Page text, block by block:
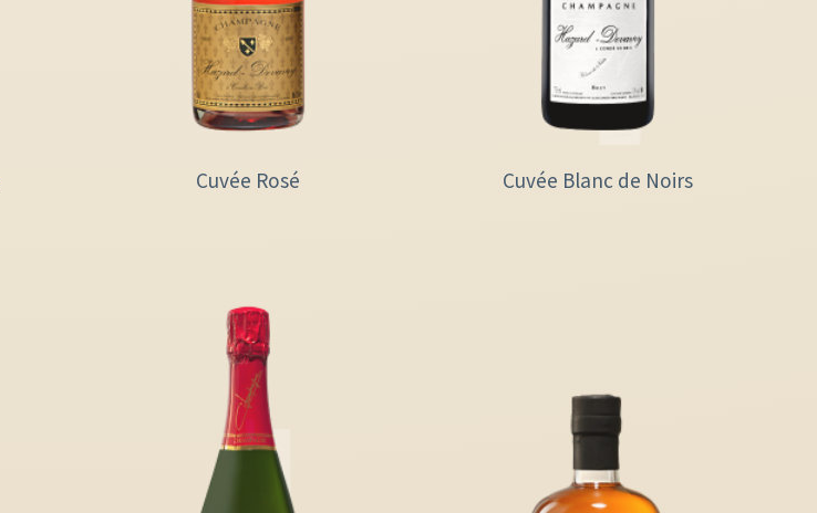
Cuvée Rosé Cuvée Blanc de Noirs